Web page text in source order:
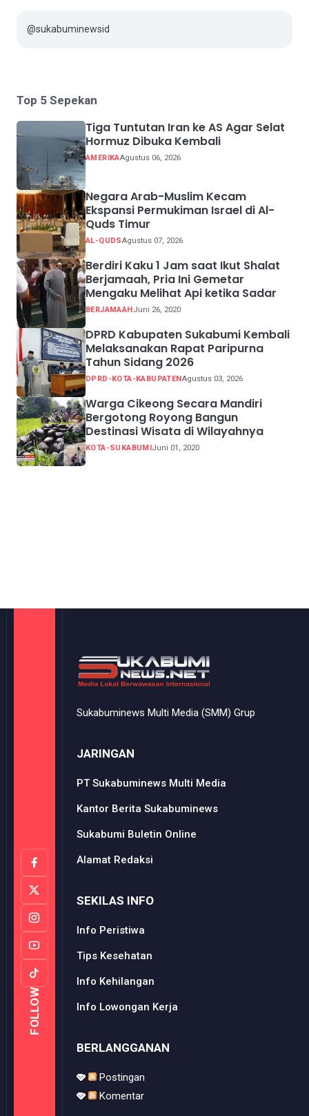
@sukabuminewsid
Top 5 Sepekan
Tiga Tuntutan Iran ke AS Agar Selat
Hormuz Dibuka Kembali
AMERIKAAgustus 06, 2026
Negara Arab-Muslim Kecam
Ekspansi Permukiman Israel di Al-
Quds Timur
AL-QUDSAgustus 07, 2026
Berdiri Kaku 1 Jam saat Ikut Shalat
Berjamaah, Pria Ini Gemetar
Mengaku Melihat Api ketika Sadar
BERJAMAAH Juni 26, 2020
DPRD Kabupaten Sukabumi Kembali
Melaksanakan Rapat Paripurna
Tahun Sidang 2026
DPRD-KOTA-KABUPATEN Agustus 03, 2026
Warga Cikeong Secara Mandiri
Bergotong Royong Bangun
Destinasi Wisata di Wilayahnya
KOTA-SUKABUMI Juni 01, 2020
FOLLOW
Sukabuminews Multi Media (SMM) Grup
JARINGAN
PT Sukabuminews Multi Media
Kantor Berita Sukabuminews
Sukabumi Buletin Online
Alamat Redaksi
SEKILAS INFO
Info Peristiwa
Tips Kesehatan
Info Kehilangan
Info Lowongan Kerja
BERLANGGANAN
Postingan
Komentar